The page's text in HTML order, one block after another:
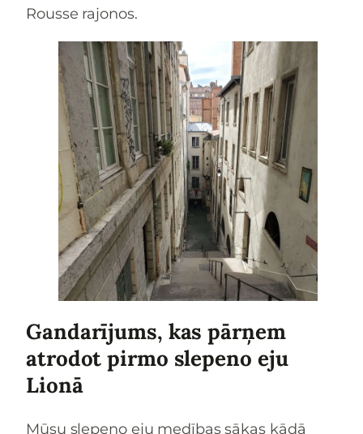
Rousse rajonos.
Gandarījums, kas pārņem
atrodot pirmo slepeno eju
Lionā
Mūsu slepeno eju medības sākas kādā